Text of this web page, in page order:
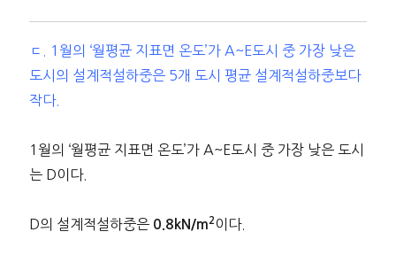
ㄷ. 1월의 ‘월평균 지표면 온도’가 A~E도시 중 가장 낮은
도시의 설계적설하중은 5개 도시 평균 설계적설하중보다
작다.
1월의 ‘월평균 지표면 온도’가 A~E도시 중 가장 낮은 도시
는 D이다.
D의 설계적설하중은 0.8kN/m2 이다.